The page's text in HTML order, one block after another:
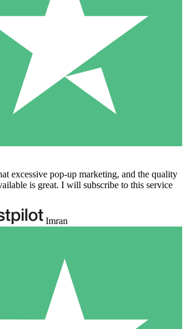
excessive pop-up marketing, and the quality
is great. I will subscribe to this service
Imran